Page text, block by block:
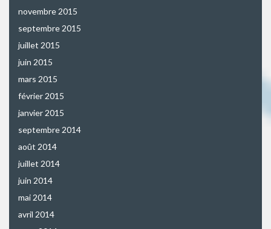
novembre 2015
septembre 2015
juillet 2015
juin 2015
mars 2015
février 2015
janvier 2015
septembre 2014
août 2014
juillet 2014
juin 2014
mai 2014
avril 2014